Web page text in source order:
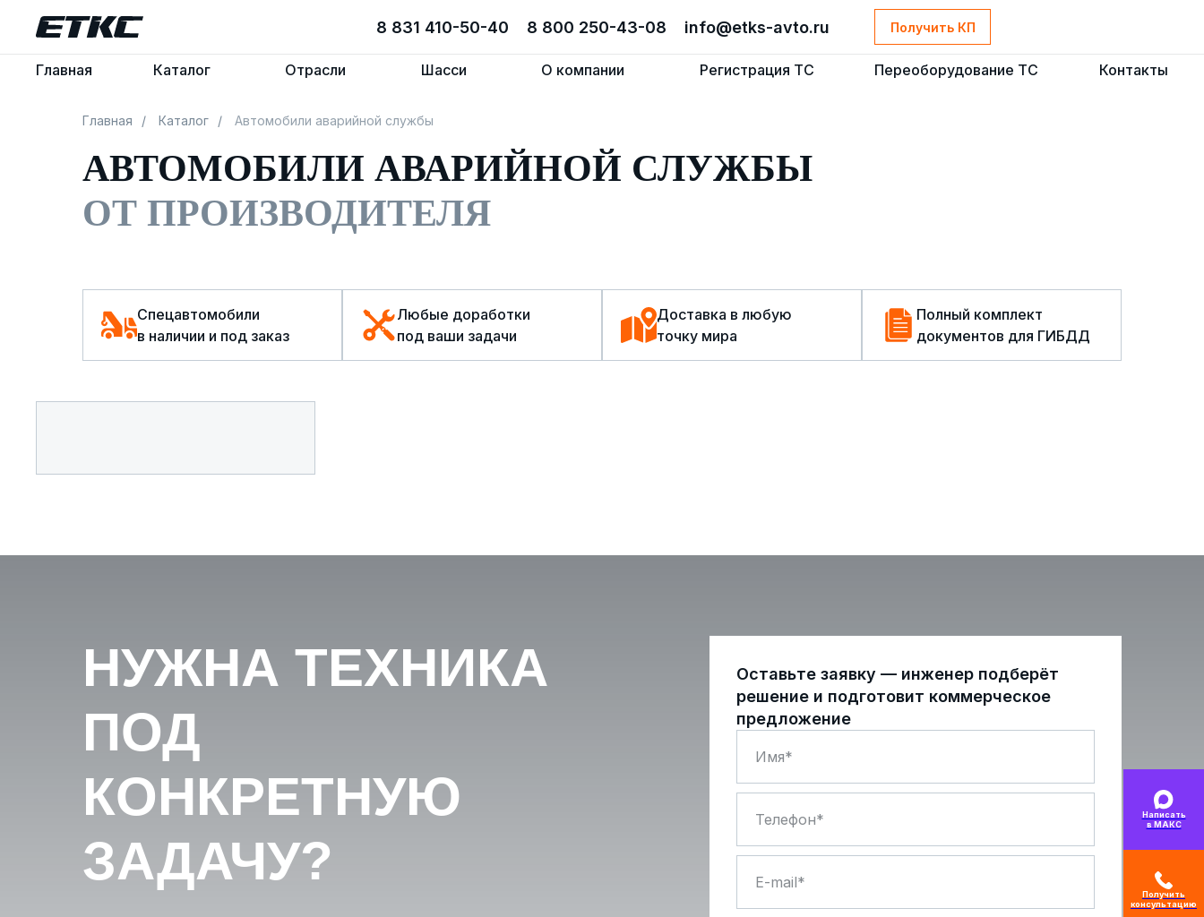
8 831 410-50-40 8 800 250-43-08 info@etks-avto.ru Получить КП
Главная Каталог Отрасли Шасси О компании Регистрация ТС Переоборудование ТС Контакты
8 831 410-50-40 8 800 250-43-08 info@etks-avto.ru Получить КП
Главная Каталог Отрасли Шасси О компании Регистрация ТС Переоборудование ТС Контакты
Главная / Каталог / Автомобили аварийной службы
АВТОМОБИЛИ АВАРИЙНОЙ СЛУЖБЫ
ОТ ПРОИЗВОДИТЕЛЯ
Спецавтомобили
в наличии и под заказ
Любые доработки
под ваши задачи
Доставка в любую
точку мира
Полный комплект
документов для ГИБДД
НУЖНА ТЕХНИКА
ПОД
КОНКРЕТНУЮ
ЗАДАЧУ?
Оставьте заявку — инженер подберёт
решение и подготовит коммерческое
предложение
Написать
в МАКС
Получить
консультацию